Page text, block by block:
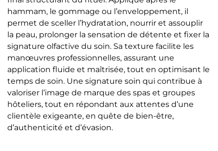
hammam, le gommage ou l’enveloppement, il
permet de sceller l’hydratation, nourrir et assouplir
la peau, prolonger la sensation de détente et fixer la
signature olfactive du soin. Sa texture facilite les
manœuvres professionnelles, assurant une
application fluide et maîtrisée, tout en optimisant le
temps de soin. Une signature soin qui contribue à
valoriser l’image de marque des spas et groupes
hôteliers, tout en répondant aux attentes d’une
clientèle exigeante, en quête de bien-être,
d’authenticité et d’évasion.